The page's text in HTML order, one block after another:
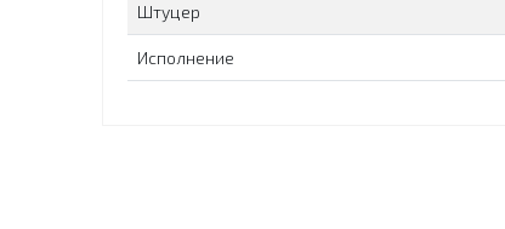
Штуцер
Исполнение